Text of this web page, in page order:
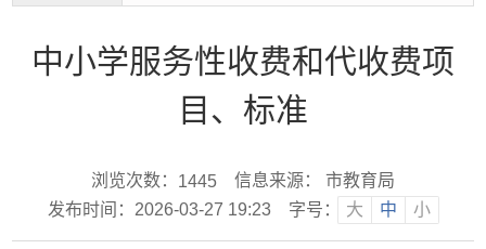
中小学服务性收费和代收费项
目、标准
浏览次数： 1445
信息来源： 市教育局
发布时间：2026-03-27 19:23
字号： 大 中 小